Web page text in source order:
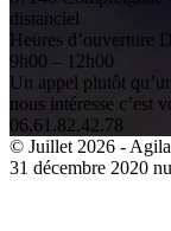
distanciel
Heures d’ouverture
9h00 – 12h00
Un appel plutôt
nous intéresse c’est
06.61.82.42.78
© Juillet 2026 -
31 décembre 2020